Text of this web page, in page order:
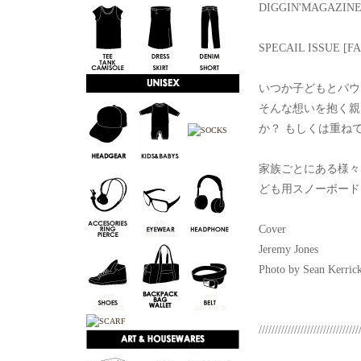
DIGGIN'MAGAZINE
SPECAIL ISSUE
いつか子どもとパ
そんな想いを抱く
か？ もしくは重ね
家族ごとにある様
ども用スノーボー
Cover
Jeremy Jones
Photo by Sean